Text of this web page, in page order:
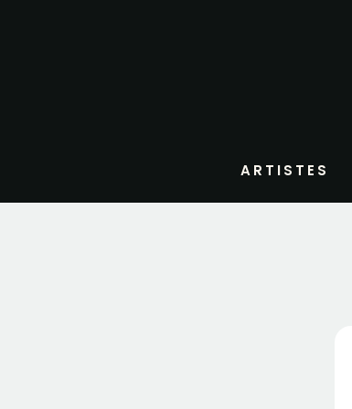
ARTISTES